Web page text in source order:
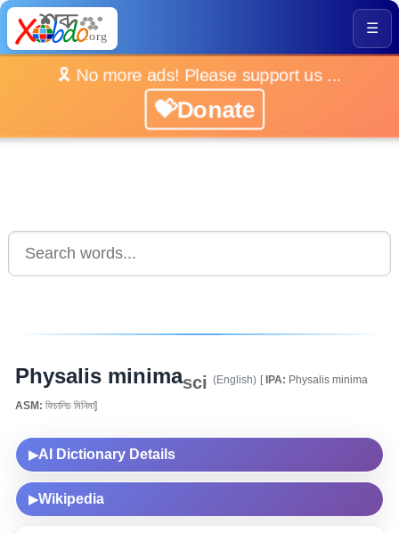
☰
🎗️ No more ads! Please support us ...
💝Donate
Physalis minimasci (English) [IPA: Physalis minima
ASM: ফিচালিচ মিনিমা]
▶AI Dictionary Details
▶Wikipedia